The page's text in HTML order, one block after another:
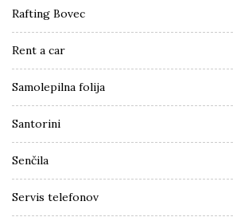
Rafting Bovec
Rent a car
Samolepilna folija
Santorini
Senčila
Servis telefonov